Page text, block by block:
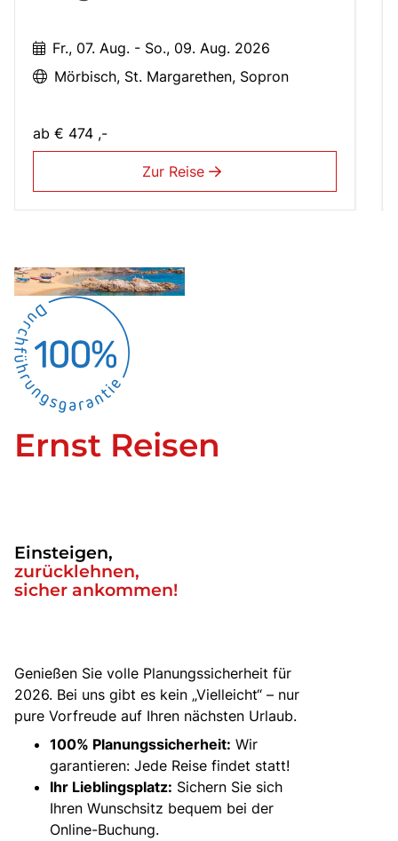
Fr., 07. Aug. - So., 09. Aug. 2026
Mörbisch St. Margarethen Sopron
ab € 474 ,-
Zur Reise
Ernst Reisen
Einsteigen,
zurücklehnen,
sicher ankommen!
Genießen Sie volle Planungssicherheit für
2026. Bei uns gibt es kein „Vielleicht“ – nur
pure Vorfreude auf Ihren nächsten Urlaub.
100% Planungssicherheit: Wir
garantieren: Jede Reise findet statt!
Ihr Lieblingsplatz: Sichern Sie sich
Ihren Wunschsitz bequem bei der
Online-Buchung.